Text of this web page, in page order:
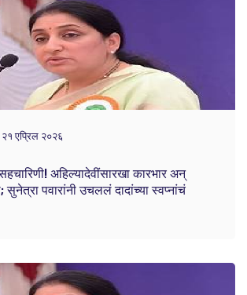
२१ एप्रिल २०२६
अहिल्यादेवींसारखा कारभार अन्
पवारांनी उचललं दादांच्या स्वप्नांचं